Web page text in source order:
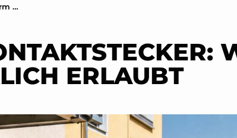
960 Wp am Schutzkontaktstecker: Was die Produktnorm wirklich erlaubt
ERLAUBT